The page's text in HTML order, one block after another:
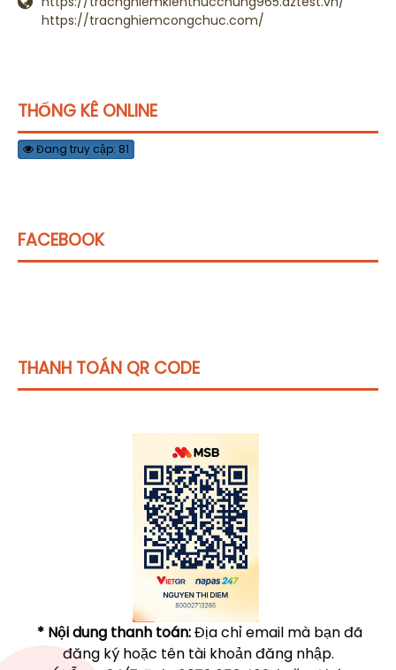
https://tracnghiemcongchuc.com/
THỐNG KÊ ONLINE
Đang truy cập: 81
FACEBOOK
THANH TOÁN QR CODE
* Nội dung thanh toán:Địa chỉ email mà bạn đã
đăng ký hoặc tên tài khoản đăng nhập.